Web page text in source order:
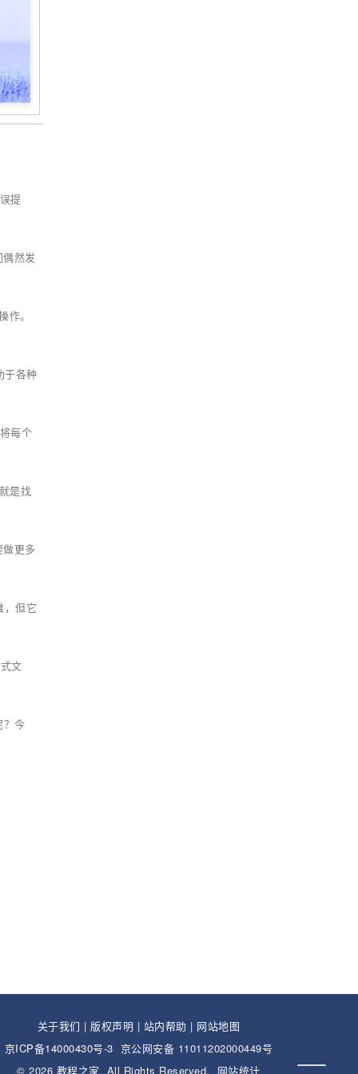
提
然发
。
于各种
每个
是找
更多
，但它
文
？今
关于我们 | 版权声明 | 站内帮助 | 网站地图
京ICP备14000430号-3 京公网安备 11011202000449号
© 2026 教程之家. All Rights Reserved. 网站统计